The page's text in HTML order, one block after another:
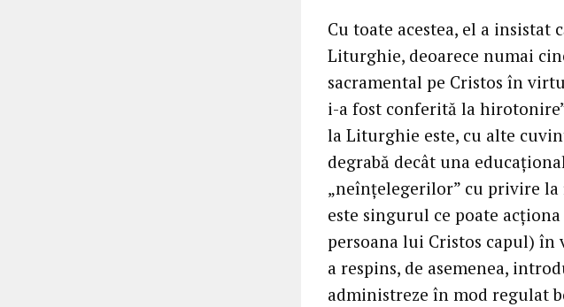
Cu toate acestea, el a
Liturghie, deoarece numai
sacramental pe Cristos în
i-a fost conferită la
la Liturghie este, cu alte
degrabă decât una
„neînțelegerilor” cu privire
este singurul ce poate
persoana lui Cristos capul)
a respins, de asemenea,
administreze în mod regulat